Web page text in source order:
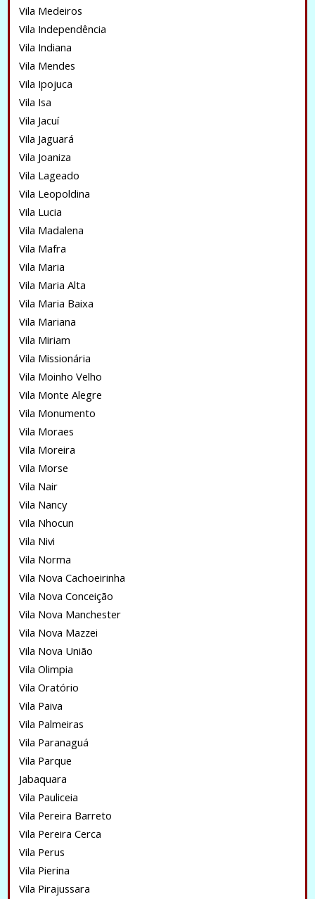
Vila Medeiros
Vila Independência
Vila Indiana
Vila Mendes
Vila Ipojuca
Vila Isa
Vila Jacuí
Vila Jaguará
Vila Joaniza
Vila Lageado
Vila Leopoldina
Vila Lucia
Vila Madalena
Vila Mafra
Vila Maria
Vila Maria Alta
Vila Maria Baixa
Vila Mariana
Vila Miriam
Vila Missionária
Vila Moinho Velho
Vila Monte Alegre
Vila Monumento
Vila Moraes
Vila Moreira
Vila Morse
Vila Nair
Vila Nancy
Vila Nhocun
Vila Nivi
Vila Norma
Vila Nova Cachoeirinha
Vila Nova Conceição
Vila Nova Manchester
Vila Nova Mazzei
Vila Nova União
Vila Olimpia
Vila Oratório
Vila Paiva
Vila Palmeiras
Vila Paranaguá
Vila Parque
Jabaquara
Vila Pauliceia
Vila Pereira Barreto
Vila Pereira Cerca
Vila Perus
Vila Pierina
Vila Pirajussara